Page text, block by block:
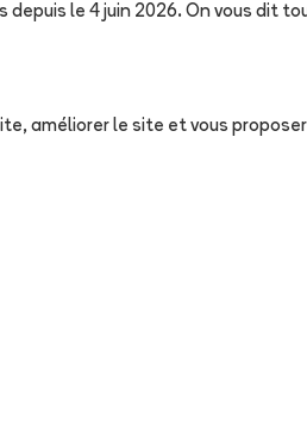
depuis le 4 juin 2026. On vous dit
améliorer le site et vous